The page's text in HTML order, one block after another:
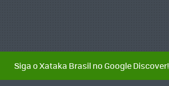
Siga o Xataka Brasil no Google Discover!